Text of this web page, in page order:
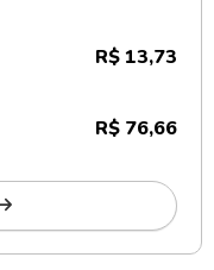
R$ 13,73
R$ 76,66